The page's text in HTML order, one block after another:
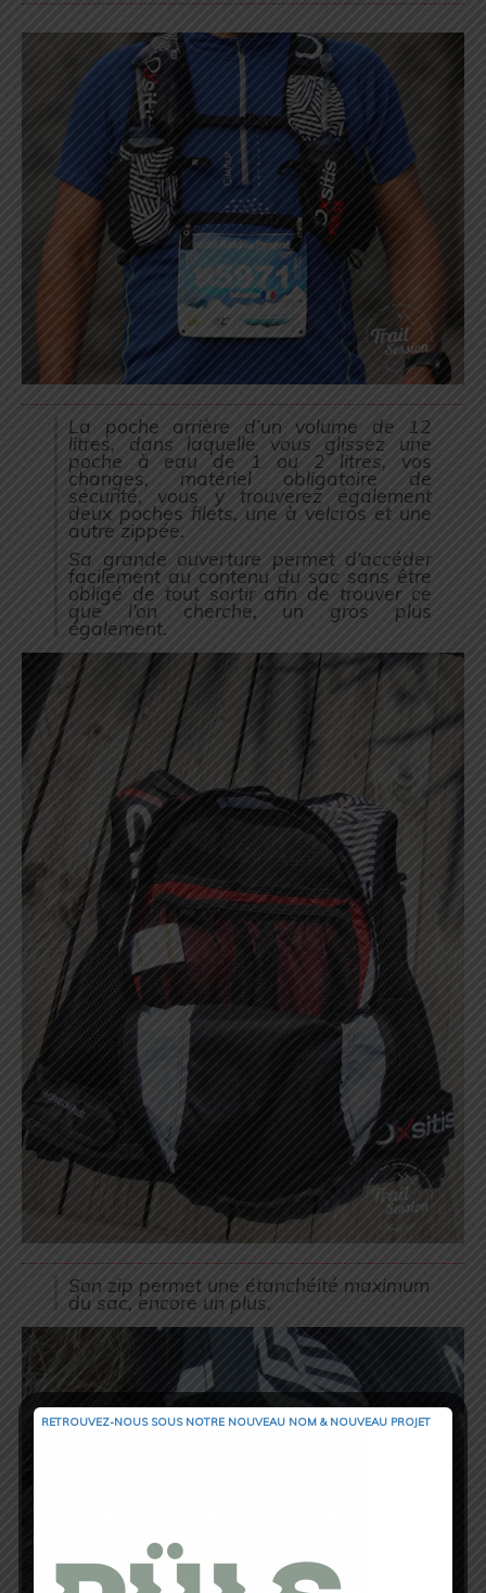
La poche arrière d’un volume de 12
litres, dans laquelle vous glissez une
poche à eau de 1 ou 2 litres, vos
changes, matériel obligatoire de
sécurité, vous y trouverez également
deux poches filets, une à velcros et une
autre zippée.
Sa grande ouverture permet d’accéder
facilement au contenu du sac sans être
obligé de tout sortir afin de trouver ce
que l’on cherche, un gros plus
également.
Son zip permet une étanchéité maximum
du sac, encore un plus.
RETROUVEZ-NOUS SOUS NOTRE NOUVEAU NOM & NOUVEAU PROJET